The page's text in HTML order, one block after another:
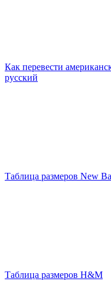
Как перевести
русский
Таблица размеров New
Таблица размеров H&M